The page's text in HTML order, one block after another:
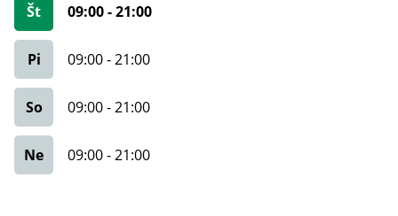
Št 09:00-21:00
Pi 09:00-21:00
So 09:00-21:00
Ne 09:00-21:00